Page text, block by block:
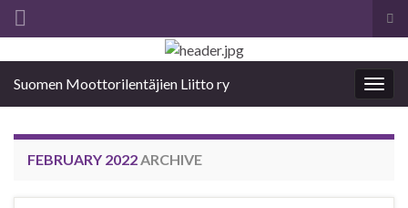
Suomen Moottorilentäjien Liitto ry
FEBRUARY 2022ARCHIVE